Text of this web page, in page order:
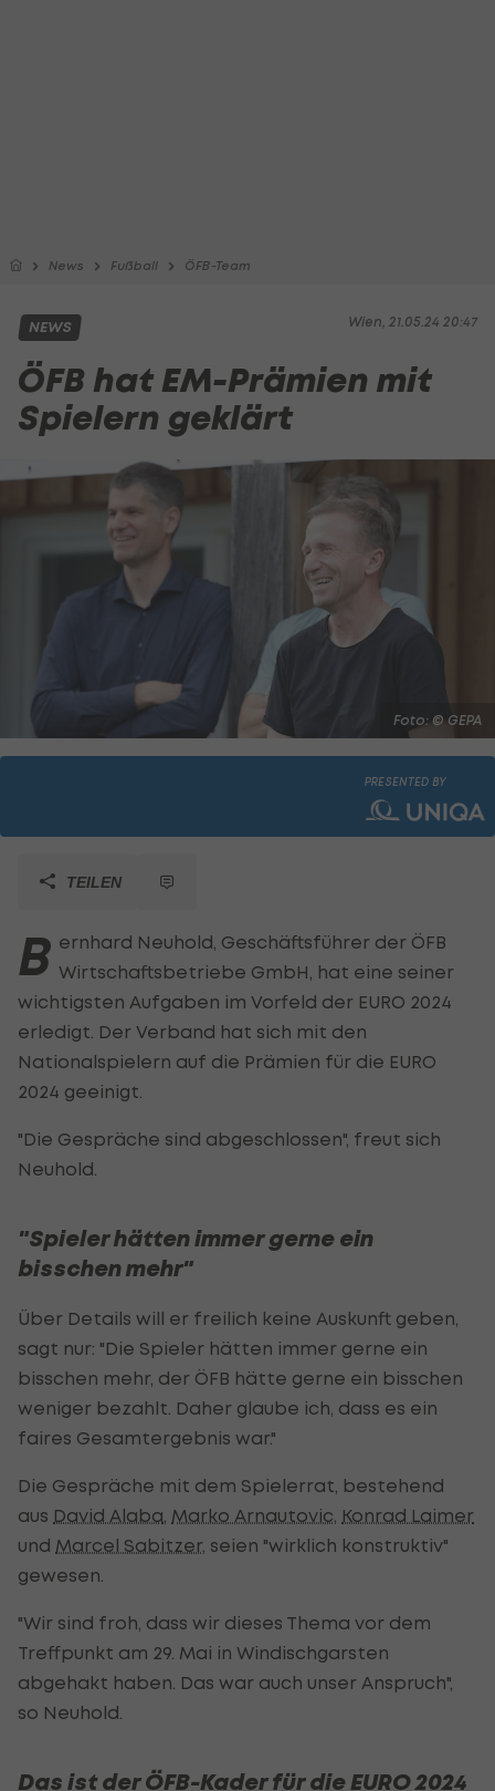
News Fußball ÖFB-Team
Wien, 21.05.24 20:47
NEWS
ÖFB hat EM-Prämien mit
Spielern geklärt
Foto: © GEPA
PRESENTED BY
TEILEN
B ernhard Neuhold, Geschäftsführer der ÖFB
Wirtschaftsbetriebe GmbH, hat eine seiner
wichtigsten Aufgaben im Vorfeld der EURO 2024
erledigt. Der Verband hat sich mit den
Nationalspielern auf die Prämien für die EURO
2024 geeinigt.
"Die Gespräche sind abgeschlossen", freut sich
Neuhold.
"Spieler hätten immer gerne ein
bisschen mehr"
Über Details will er freilich keine Auskunft geben,
sagt nur: "Die Spieler hätten immer gerne ein
bisschen mehr, der ÖFB hätte gerne ein bisschen
weniger bezahlt. Daher glaube ich, dass es ein
faires Gesamtergebnis war."
Die Gespräche mit dem Spielerrat, bestehend
aus David Alaba Marko Arnautovic Konrad Laimer
und Marcel Sabitzer, seien "wirklich konstruktiv"
gewesen.
"Wir sind froh, dass wir dieses Thema vor dem
Treffpunkt am 29. Mai in Windischgarsten
abgehakt haben. Das war auch unser Anspruch",
so Neuhold.
Das ist der ÖFB-Kader für die EURO 2024